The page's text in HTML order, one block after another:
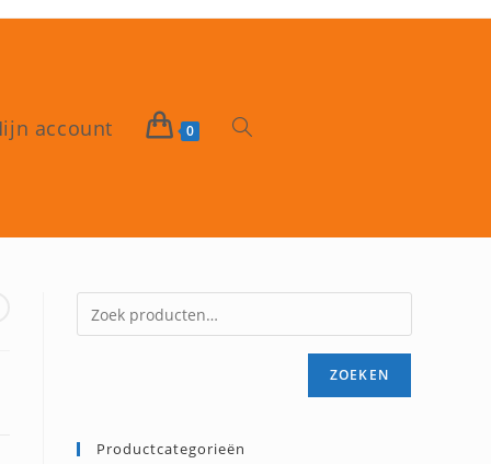
account 0 Toggle
zoeken
ZOEKEN
Productcategorieën